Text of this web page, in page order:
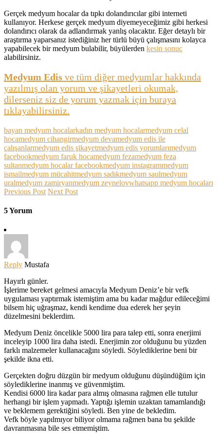
Gerçek medyum hocalar da tıpkı dolandırıcılar gibi interneti
kullanıyor. Herkese gerçek medyum diyemeyeceğimiz gibi herkesi
dolandırıcı olarak da adlandırmak yanlış olacaktır. Eğer detaylı bir
araştırma yaparsanız istediğiniz her türlü büyü çalışmasını kolayca
yapabilecek bir medyum bulabilir, büyülerden kesin sonuç
alabilirsiniz.
Medyum Edis ve tüm diğer medyumlar hakkında
yazılmış olan yorum ve şikayetleri okumak,
dilerseniz siz de yorum yazmak için buraya
tıklayabilirsiniz.
bayan medyum hocalarkadın medyum hocalarmedyum celal
hocamedyum cihangirmedyum devamedyum edis ile
çalışanlarmedyum edis şikayetmedyum edis yorumlarımedyum
facebookmedyum faruk hocamedyum fezamedyum feza
sultanmedyum hocalar facebookmedyum instagrammedyum
ismailmedyum mücahitmedyum sadıkmedyum saulmedyum
uralmedyum zamiryanmedyum zeynelovwhatsapp medyum hocaları
Previous Post Next Post
5 Yorum
Reply Mustafa
Hayırlı günler.
İşlerime bereket gelmesi amacıyla Medyum Deniz’e bir vefk
uygulaması yaptırmak istemiştim ama bu kadar mağdur edileceğimi
bilsem hiç uğraşmaz, kendi kendime dua ederek her şeyin
düzelmesini beklerdim.
Medyum Deniz öncelikle 5000 lira para talep etti, sonra enerjimi
inceleyip 1000 lira daha istedi. Enerjimin zor olduğunu bu yüzden
farklı malzemeler kullanacağını söyledi. Söylediklerine beni bir
şekilde ikna etti.
Gerçekten doğru düzgün bir medyum olduğunu düşündüğüm için
söylediklerine inanmış ve güvenmiştim.
Kendisi 6000 lira kadar para almış olmasına rağmen elle tutulur
herhangi bir işlem yapmadı. Yaptığı işlemin uzaktan tamamlandığı
ve beklemem gerektiğini söyledi. Ben yine de bekledim.
Vefk böyle yapılmıyor biliyor olmama rağmen bana bu şekilde
davranmasına bile ses etmemiştim.